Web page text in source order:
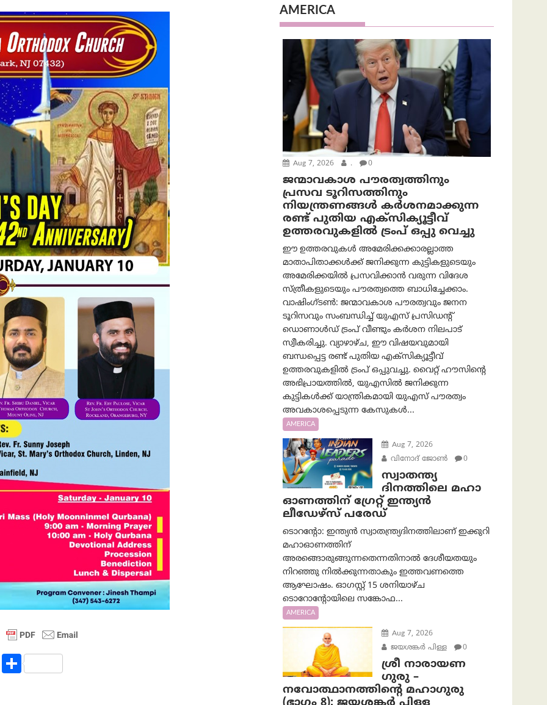
R S
AMERICA
Aug 7, 2026 . 0
ജന്മാവകാശ പൗരത്വത്തിനും
പ്രസവ ടൂറിസത്തിനും
നിയന്ത്രണങ്ങൾ കർശനമാക്കുന്ന
രണ്ട് പുതിയ എക്സിക്യൂട്ടീവ്
ഉത്തരവുകളിൽ ട്രംപ് ഒപ്പു വെച്ചു
ഈ ഉത്തരവുകൾ അമേരിക്കക്കാരല്ലാത്ത
മാതാപിതാക്കൾക്ക് ജനിക്കുന്ന കുട്ടികളുടെയും
അമേരിക്കയിൽ പ്രസവിക്കാൻ വരുന്ന വിദേശ
സ്ത്രീകളുടെയും പൗരത്വത്തെ ബാധിച്ചേക്കാം.
വാഷിംഗ്ടണ്‍: ജന്മാവകാശ പൗരത്വവും ജനന
ടൂറിസവും സംബന്ധിച്ച് യുഎസ് പ്രസിഡന്റ്
ഡൊണാൾഡ് ട്രംപ് വീണ്ടും കർശന നിലപാട്
സ്വീകരിച്ചു. വ്യാഴാഴ്ച, ഈ വിഷയവുമായി
ബന്ധപ്പെട്ട രണ്ട് പുതിയ എക്സിക്യൂട്ടീവ്
ഉത്തരവുകളിൽ ട്രംപ് ഒപ്പുവച്ചു. വൈറ്റ് ഹൗസിന്റെ
അഭിപ്രായത്തിൽ, യുഎസിൽ ജനിക്കുന്ന
കുട്ടികൾക്ക് യാന്ത്രികമായി യുഎസ് പൗരത്വം
അവകാശപ്പെടുന്ന കേസുകൾ...
AMERICA
Aug 7, 2026
വിനോദ് ജോൺ
0
സ്വാതന്ത്യ
ദിനത്തിലെ മഹാ
ഓണത്തിന് ഗ്രേറ്റ് ഇന്ത്യൻ
ലീഡേഴ്സ് പരേഡ്
ടൊറന്റോ: ഇന്ത്യൻ സ്വാതന്ത്ര്യദിനത്തിലാണ് ഇക്കുറി
മഹാഓണത്തിന്
അരങ്ങൊരുങ്ങുന്നതെന്നതിനാൽ ദേശീയതയും
നിറഞ്ഞു നിൽക്കുന്നതാകും ഇത്തവണത്തെ
ആഘോഷം. ഓഗസ്റ്റ് 15 ശനിയാഴ്ച
ടൊറോന്റോയിലെ സങ്കോഫ...
AMERICA
Aug 7, 2026
ജയശങ്കര്‍ പിള്ള
0
ശ്രീ നാരായണ
ഗുരു –
നവോത്ഥാനത്തിന്റെ മഹാഗുരു